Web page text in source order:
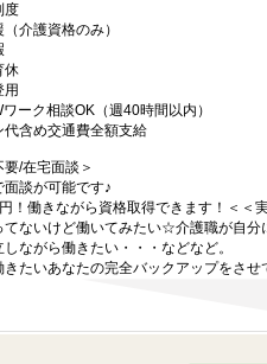
度
介護資格のみ）
休
ーク相談OK（週40時間以内）
含め交通費全額支給
要/在宅面談＞
面談が可能です♪
！働きながら資格取得できます！＜
てないけど働いてみたい☆介護職が自
ながら働きたい・・・などなど。
きたいあなたの完全バックアップをさせ